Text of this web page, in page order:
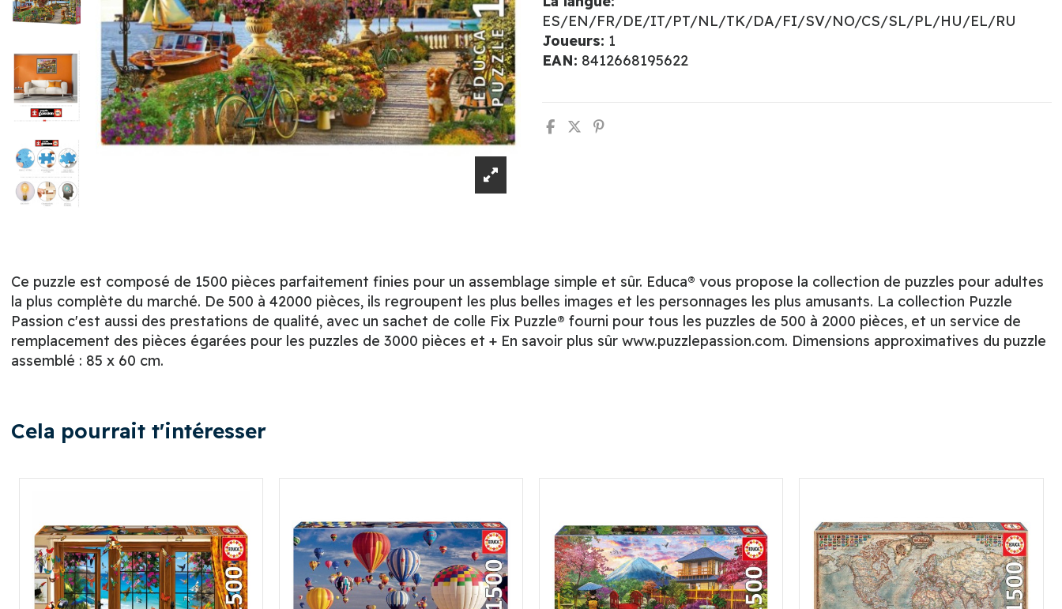
ES/EN/FR/DE/IT/PT/NL/TK/DA/FI/SV/NO/CS/SL/PL/HU/EL/RU
Joueurs: 1
EAN: 8412668195622
Ce puzzle est composé de 1500 pièces parfaitement finies pour un assemblage simple et sûr. Educa® vous propose la collection de puzzles pour adultes
la plus complète du marché. De 500 à 42000 pièces, ils regroupent les plus belles images et les personnages les plus amusants. La collection Puzzle
Passion c'est aussi des prestations de qualité, avec un sachet de colle Fix Puzzle® fourni pour tous les puzzles de 500 à 2000 pièces, et un service de
remplacement des pièces égarées pour les puzzles de 3000 pièces et + En savoir plus sûr www.puzzlepassion.com. Dimensions approximatives du puzzle
assemblé : 85 x 60 cm.
Cela pourrait t'intéresser